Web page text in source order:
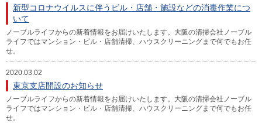
新型コロナウイルスに伴うビル・店舗・施設などの消毒作業につ
いて
ノーブルライフからの新着情報をお届けいたします。大阪の清掃会社ノーブル
ライフではマンション・ビル・店舗清掃、ハウスクリーニングまで何でもお任
せ。
2020.03.02
東京支店開設のお知らせ
ノーブルライフからの新着情報をお届けいたします。大阪の清掃会社ノーブル
ライフではマンション・ビル・店舗清掃、ハウスクリーニングまで何でもお任
せ。